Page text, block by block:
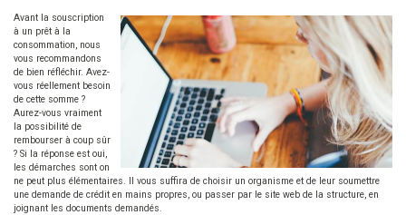
Avant la souscription
à un prêt à la
consommation, nous
vous recommandons
de bien réfléchir. Avez-
vous réellement besoin
de cette somme ?
Aurez-vous vraiment
la possibilité de
rembourser à coup sûr
? Si la réponse est oui,
les démarches sont on
ne peut plus élémentaires. Il vous suffira de choisir un organisme et de leur soumettre
une demande de crédit en mains propres, ou passer par le site web de la structure, en
joignant les documents demandés.